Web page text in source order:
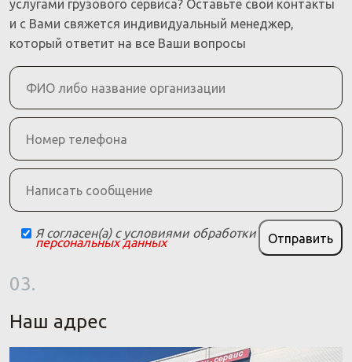
услугами грузового сервиса? Оставьте свои контакты
и с Вами свяжется индивидуальный менеджер,
который ответит на все Ваши вопросы
Я согласен(а) с условиями обработки
персональных данных Отправить
03.
Наш адрес